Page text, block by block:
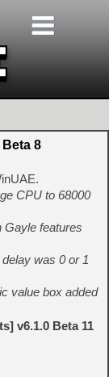
8
CPU to 68000
features
was 0 or 1
value box added
v6.1.0 Beta 11